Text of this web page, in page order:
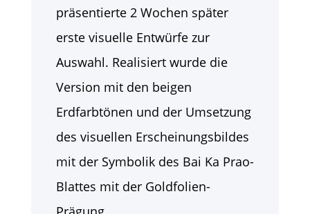
präsentierte 2 Wochen später
erste visuelle Entwürfe zur
Auswahl. Realisiert wurde die
Version mit den beigen
Erdfarbtönen und der Umsetzung
des visuellen Erscheinungsbildes
mit der Symbolik des Bai Ka Prao-
Blattes mit der Goldfolien-